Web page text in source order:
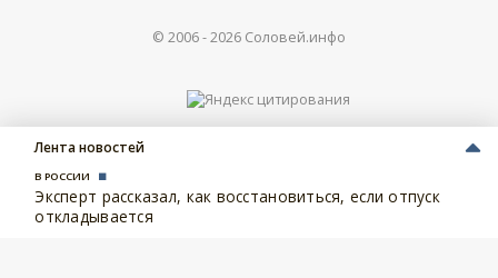
Лента новостей
В РОССИИ
Эксперт рассказал, как восстановиться, если отпуск
откладывается
© 2006 -2026 Соловей.инфо